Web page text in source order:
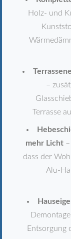
Holz- und
–
Terrasse
mehr Licht
dass der
Alu-
Entsorgung